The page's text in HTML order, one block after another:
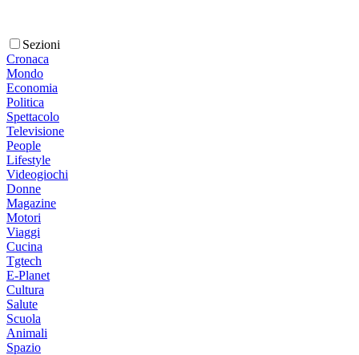
Sezioni
Cronaca
Mondo
Economia
Politica
Spettacolo
Televisione
People
Lifestyle
Videogiochi
Donne
Magazine
Motori
Viaggi
Cucina
Tgtech
E-Planet
Cultura
Salute
Scuola
Animali
Spazio